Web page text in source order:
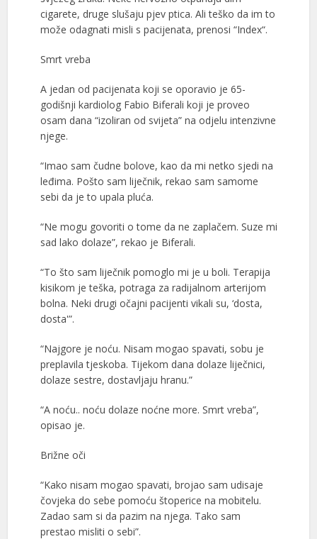
cigarete, druge slušaju pjev ptica. Ali teško da im to
može odagnati misli s pacijenata, prenosi “Index“.
Smrt vreba
A jedan od pacijenata koji se oporavio je 65-
godišnji kardiolog Fabio Biferali koji je proveo
osam dana “izoliran od svijeta” na odjelu intenzivne
njege.
“Imao sam čudne bolove, kao da mi netko sjedi na
leđima. Pošto sam liječnik, rekao sam samome
sebi da je to upala pluća.
“Ne mogu govoriti o tome da ne zaplačem. Suze mi
sad lako dolaze”, rekao je Biferali.
“To što sam liječnik pomoglo mi je u boli. Terapija
kisikom je teška, potraga za radijalnom arterijom
bolna. Neki drugi očajni pacijenti vikali su, ‘dosta,
dosta'”.
“Najgore je noću. Nisam mogao spavati, sobu je
preplavila tjeskoba. Tijekom dana dolaze liječnici,
dolaze sestre, dostavljaju hranu.”
“A noću.. noću dolaze noćne more. Smrt vreba”,
opisao je.
Brižne oči
“Kako nisam mogao spavati, brojao sam udisaje
čovjeka do sebe pomoću štoperice na mobitelu.
Zadao sam si da pazim na njega. Tako sam
prestao misliti o sebi”.